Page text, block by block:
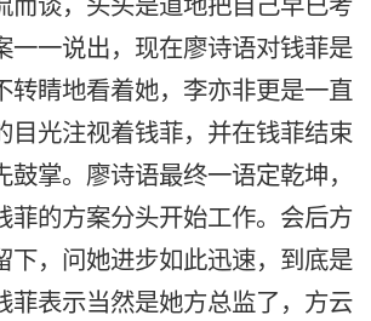
一一说出，现在廖诗语对钱菲是
转睛地看着她，李亦非更是一直
目光注视着钱菲，并在钱菲结束
鼓掌。廖诗语最终一语定乾坤，
菲的方案分头开始工作。会后方
下，问她进步如此迅速，到底是
菲表示当然是她方总监了，方云